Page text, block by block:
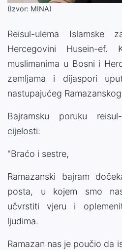
(Izvor: MINA)
Reisul-ulema
Hercegovini Husein-ef.
muslimanima u Bosni i
zemljama i dijaspori
nastupajućeg
Bajramsku poruku
cijelosti:
"Braćo i sestre,
Ramazanski bajram
posta, u kojem smo
učvrstiti vjeru i
ljudima.
Ramazan nas je poučio da